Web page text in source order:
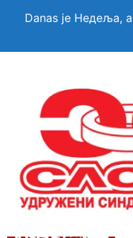
Danas je Недеља,